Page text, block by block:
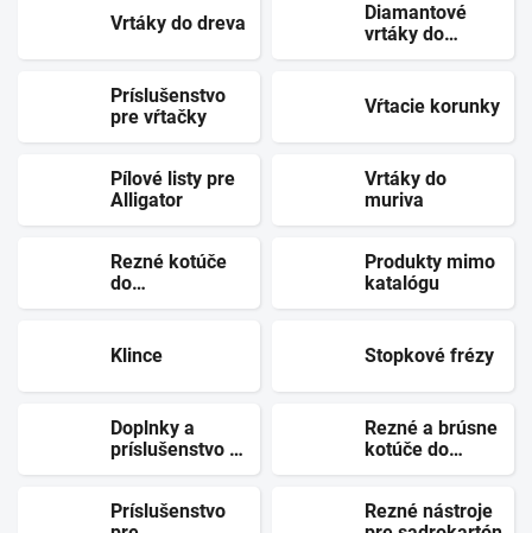
Vrtáky do dreva
Diamantové
vrtáky do
dlaždíc
Príslušenstvo
pre vŕtačky
Vŕtacie korunky
Pílové listy pre
Alligator
Vrtáky do
muriva
Rezné kotúče
do
rozbrusovačiek
Produkty mimo
katalógu
Klince Stopkové frézy
Doplnky a
príslušenstvo -
záhrada
Rezné a brúsne
kotúče do
uhlových
Príslušenstvo
Rezné nástroje